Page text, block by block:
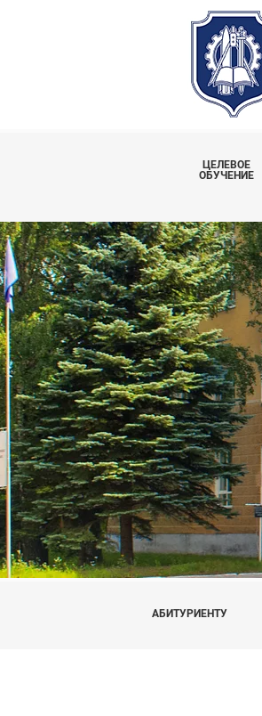
ЦЕЛЕВОЕ
ОБУЧЕНИЕ
АБИТУРИЕНТУ